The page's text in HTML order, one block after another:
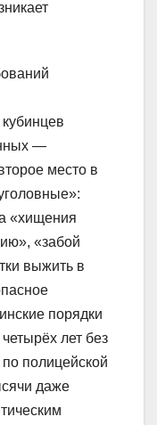
—
место в
«хищения
«забой
выжить в
порядки
лет без
полицейской
даже